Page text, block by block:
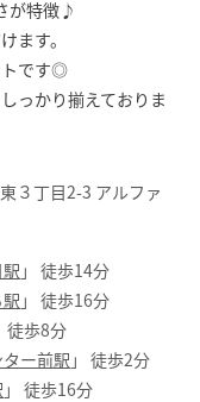
が特徴♪
ます。
トです◎
っかり揃えておりま
３丁目2-3 アルファ
」 徒歩14分
」 徒歩16分
徒歩8分
ー前駅 」 徒歩2分
」 徒歩16分